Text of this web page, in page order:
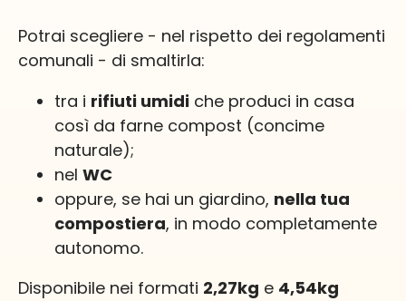
Potrai scegliere - nel rispetto dei regolamenti
comunali - di smaltirla:
tra i rifiuti umidi che produci in casa
così da farne compost (concime
naturale);
nel WC
oppure, se hai un giardino, nella tua
compostiera, in modo completamente
autonomo.
Disponibile nei formati 2,27kg e 4,54kg